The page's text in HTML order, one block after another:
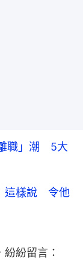
職」潮 5大
這樣說 令他
紛留言：